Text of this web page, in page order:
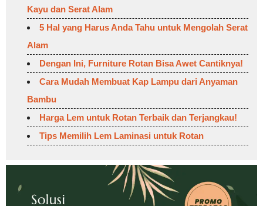
Kayu dan Serat Alam
5 Hal yang Harus Anda Tahu untuk Mengolah Serat
Alam
Dengan Ini, Furniture Rotan Bisa Awet Cantiknya!
Cara Mudah Membuat Kap Lampu dari Anyaman
Bambu
Harga Lem untuk Rotan Terbaik dan Terjangkau!
Tips Memilih Lem Laminasi untuk Rotan